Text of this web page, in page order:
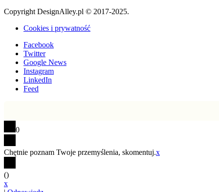
Copyright DesignAlley.pl © 2017-2025.
Cookies i prywatność
Facebook
Twitter
Google News
Instagram
LinkedIn
Feed
0
Chętnie poznam Twoje przemyślenia, skomentuj.x
()
x